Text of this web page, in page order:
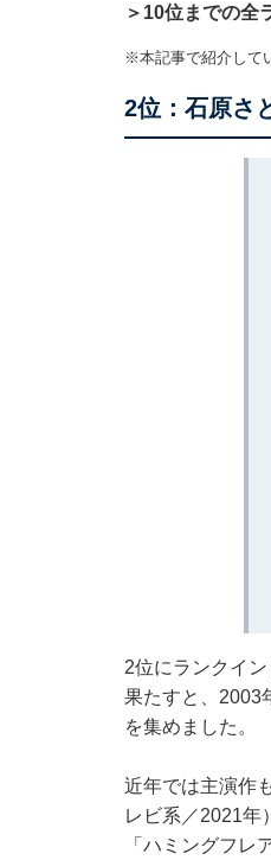
＞10位までの全
※本記事で紹介して
2位：石原さ
2位にランクイ
果たすと、2003
を集めました。
近年では主演作
レビ系／2021年
「ハミングフレ